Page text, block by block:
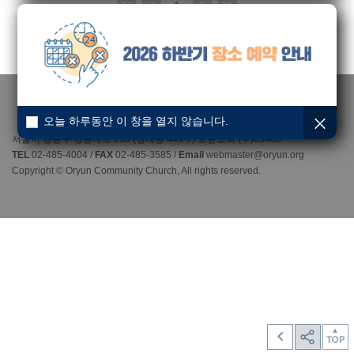
1
서울시 강동구 강동대로 235 (성내동 449-7) 오륜교회 (우)05408
TEL 02-485-4004 / FAX 02-485-3585 / Email webmaster@oryun.org
Copyright © Oryun Community Church, All rights reserved.
오늘 하루동안 이 창을 열지 않습니다.